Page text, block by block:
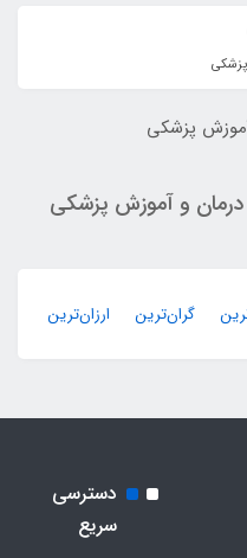
پزشکی
و آموزش پزشکی
گران‌ترین ارزان‌ترین
دسترسی
سریع